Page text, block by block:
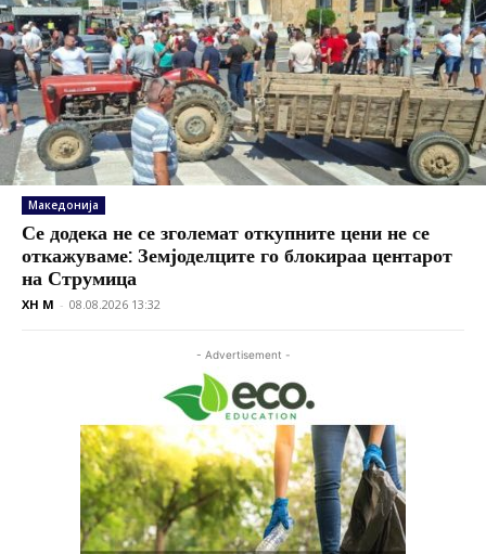
Македонија
Се додека не се зголемат откупните цени не се
откажуваме: Земјоделците го блокираа центарот
на Струмица
XH M - 08.08.2026 13:32
- Advertisement -